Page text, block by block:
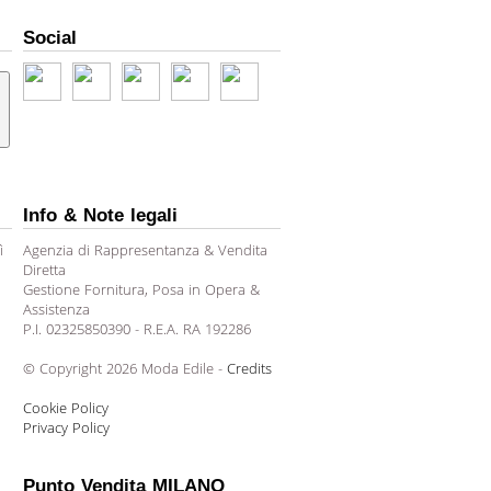
Social
Info & Note legali
Agenzia di Rappresentanza & Vendita
Diretta
Gestione Fornitura, Posa in Opera &
Assistenza
P.I. 02325850390 - R.E.A. RA 192286
© Copyright 2026 Moda Edile - Credits
Cookie Policy
Privacy Policy
Punto Vendita MILANO